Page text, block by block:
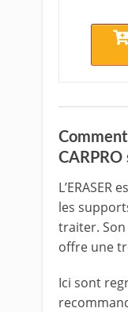
CARPRO
les
traiter.
offre une
Ici sont